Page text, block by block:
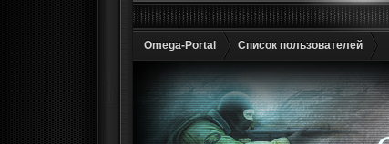
Omega-Portal Список пользователей